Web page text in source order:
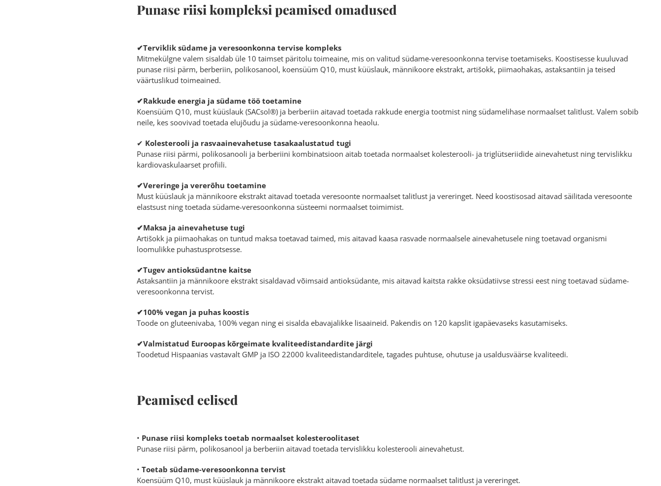
Punase riisi kompleksi peamised omadused
✔Terviklik südame ja veresoonkonna tervise kompleks
Mitmekülgne valem sisaldab üle 10 taimset päritolu toimeaine, mis on valitud südame-veresoonkonna tervise toetamiseks. Koostisesse kuuluvad
punase riisi pärm, berberiin, polikosanool, koensüüm Q10, must küüslauk, männikoore ekstrakt, artišokk, piimaohakas, astaksantiin ja teised
väärtuslikud toimeained.
✔Rakkude energia ja südame töö toetamine
Koensüüm Q10, must küüslauk (SACsol®) ja berberiin aitavad toetada rakkude energia tootmist ning südamelihase normaalset talitlust. Valem sobib
neile, kes soovivad toetada elujõudu ja südame-veresoonkonna heaolu.
✔ Kolesterooli ja rasvaainevahetuse tasakaalustatud tugi
Punase riisi pärmi, polikosanooli ja berberiini kombinatsioon aitab toetada normaalset kolesterooli- ja triglütseriidide ainevahetust ning tervislikku
kardiovaskulaarset profiili.
✔Vereringe ja vererõhu toetamine
Must küüslauk ja männikoore ekstrakt aitavad toetada veresoonte normaalset talitlust ja vereringet. Need koostisosad aitavad säilitada veresoonte
elastsust ning toetada südame-veresoonkonna süsteemi normaalset toimimist.
✔Maksa ja ainevahetuse tugi
Artišokk ja piimaohakas on tuntud maksa toetavad taimed, mis aitavad kaasa rasvade normaalsele ainevahetusele ning toetavad organismi
loomulikke puhastusprotsesse.
✔Tugev antioksüdantne kaitse
Astaksantiin ja männikoore ekstrakt sisaldavad võimsaid antioksüdante, mis aitavad kaitsta rakke oksüdatiivse stressi eest ning toetavad südame-
veresoonkonna tervist.
✔100% vegan ja puhas koostis
Toode on gluteenivaba, 100% vegan ning ei sisalda ebavajalikke lisaaineid. Pakendis on 120 kapslit igapäevaseks kasutamiseks.
✔Valmistatud Euroopas kõrgeimate kvaliteedistandardite järgi
Toodetud Hispaanias vastavalt GMP ja ISO 22000 kvaliteedistandarditele, tagades puhtuse, ohutuse ja usaldusväärse kvaliteedi.
Peamised eelised
• Punase riisi kompleks toetab normaalset kolesteroolitaset
Punase riisi pärm, polikosanool ja berberiin aitavad toetada tervislikku kolesterooli ainevahetust.
• Toetab südame-veresoonkonna tervist
Koensüüm Q10, must küüslauk ja männikoore ekstrakt aitavad toetada südame normaalset talitlust ja vereringet.